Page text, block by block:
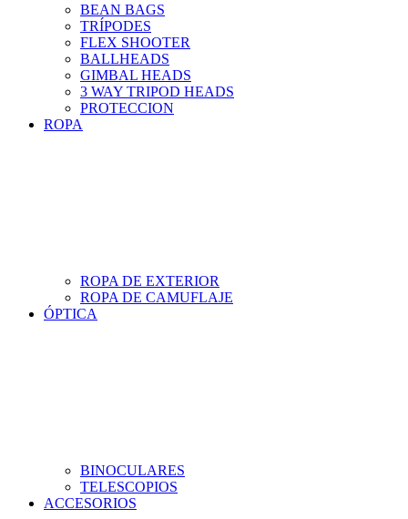
BEAN BAGS
TRÍPODES
FLEX SHOOTER
BALLHEADS
GIMBAL HEADS
3 WAY TRIPOD HEADS
PROTECCION
ROPA
ROPA DE EXTERIOR
ROPA DE CAMUFLAJE
ÓPTICA
BINOCULARES
TELESCOPIOS
ACCESORIOS